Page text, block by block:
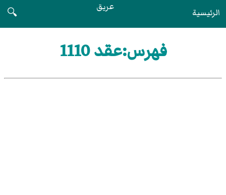
الرئيسية عريق
🔍
فهرس:عقد 1110